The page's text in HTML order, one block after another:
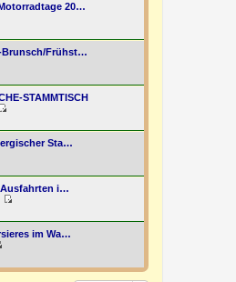
20…
Brunsch/Frühst…
STAMMTISCH
e
u
e
r
B
t
g
Sta…
i…
e
u
e
e
im Wa…
u